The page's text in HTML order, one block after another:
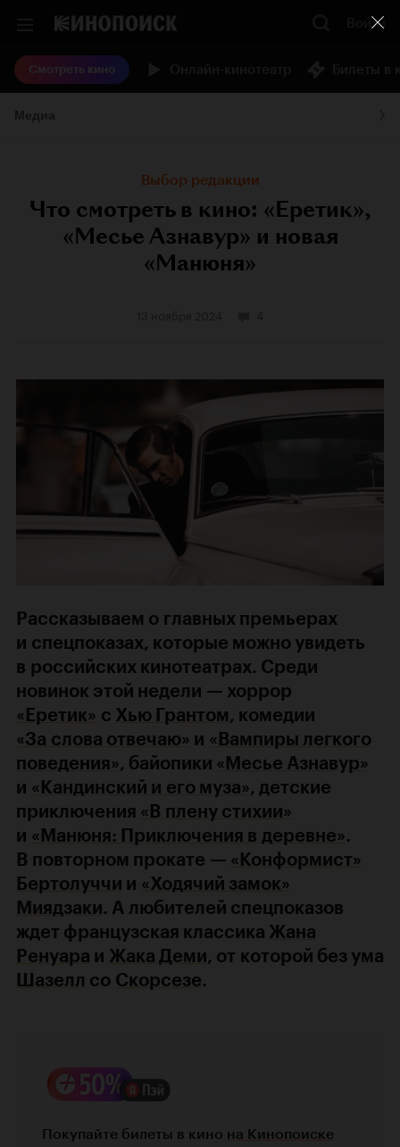
Войти
Смотреть кино
Выбор редакции
Что смотреть в кино: «Еретик»,
«Месье Азнавур» и новая
«Манюня»
Рассказываем о главных премьерах
и спецпоказах, которые можно увидеть
в российских кинотеатрах. Среди
новинок этой недели — хоррор
«Еретик» с Хью Грантом, комедии
«За слова отвечаю» и «Вампиры легкого
поведения», байопики «Месье Азнавур»
и «Кандинский и его муза», детские
приключения «В плену стихии»
и «Манюня: Приключения в деревне».
В повторном прокате — «Конформист»
Бертолуччи и «Ходячий замок»
Миядзаки. А любителей спецпоказов
ждет французская классика Жана
Ренуара и Жака Деми, от которой без ума
Шазелл со Скорсезе.
Покупайте билеты в кино на Кинопоиске